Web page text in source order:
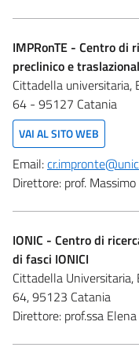
IMPRonTE - Centro di
preclinico e
Cittadella universitaria,
64 - 95127 Catania
VAI AL SITO WEB
Email:
Direttore: prof.
IONIC - Centro di
di fasci IONICI
Cittadella Universitaria,
64, 95123 Catania
Direttore: prof.ssa